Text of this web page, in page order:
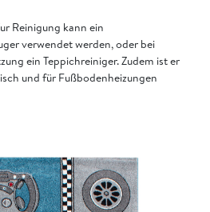
Reinigung kann ein
verwendet werden, oder bei
ein Teppichreiniger. Zudem ist er
und für Fußbodenheizungen